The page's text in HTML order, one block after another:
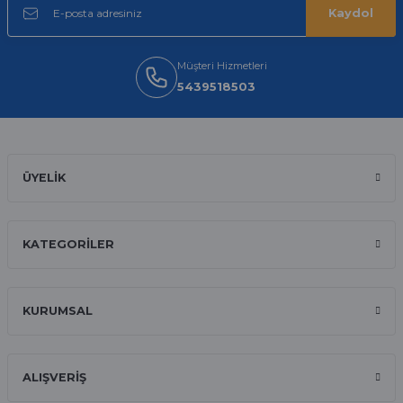
Oldukça kaliteli ve şık bir görünümü
rahatsız etmiyor ve tam oturdu.
Sinan Tatlicioglu | 30/01/2026
Ali Bilge Ertan | 11/09/2025
Kaydol
Müşteri Hizmetleri
5439518503
ÜYELİK
KATEGORİLER
KURUMSAL
ALIŞVERİŞ